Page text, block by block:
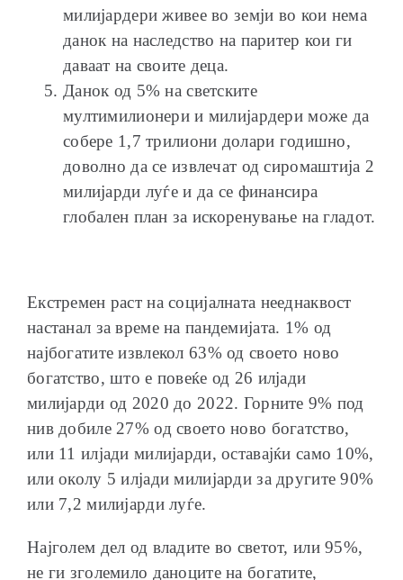
милијардери живее во земји во кои нема
данок на наследство на паритер кои ги
даваат на своите деца.
Данок од 5% на светските
мултимилионери и милијардери може да
собере 1,7 трилиони долари годишно,
доволно да се извлечат од сиромаштија 2
милијарди луѓе и да се финансира
глобален план за искоренување на гладот.
Екстремен раст на социјалната нееднаквост
настанал за време на пандемијата. 1% од
најбогатите извлекол 63% од своето ново
богатство, што е повеќе од 26 илјади
милијарди од 2020 до 2022. Горните 9% под
нив добиле 27% од своето ново богатство,
или 11 илјади милијарди, оставајќи само 10%,
или околу 5 илјади милијарди за другите 90%
или 7,2 милијарди луѓе.
Најголем дел од владите во светот, или 95%,
не ги зголемило даноците на богатите,